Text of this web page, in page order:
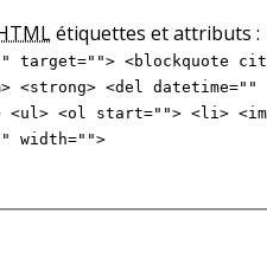
étiquettes et attributs :
<blockquote
<strong> <del
<ul> <ol start=""> <li>
width="">